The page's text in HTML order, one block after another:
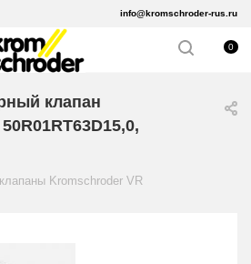
info@kromschroder-rus.ru
0
клапан
Kromschroder VR